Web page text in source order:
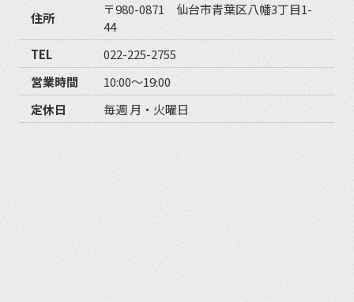
住所
〒980-0871 仙台市青葉区八幡3丁目1-
44
TEL
022-225-2755
営業時間
10:00〜19:00
定休日
毎週 月・火曜日